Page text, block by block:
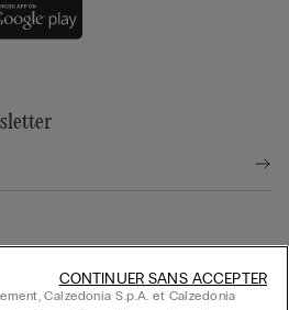
Calzedonia S.p.A. et Calzedonia
CONTINUER SANS ACCEPTER